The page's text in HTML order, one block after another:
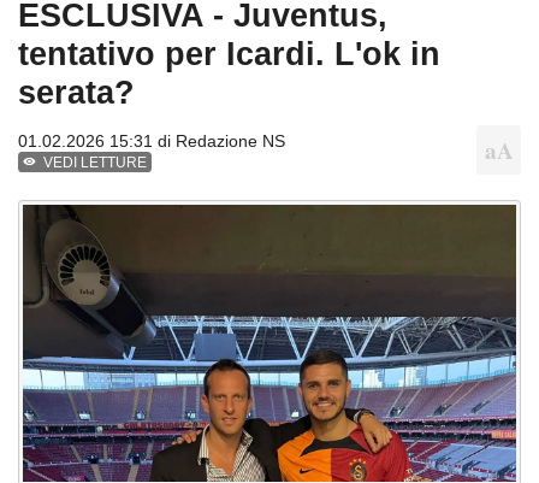
ESCLUSIVA - Juventus,
tentativo per Icardi. L'ok in
serata?
01.02.2026 15:31 di Redazione NS
VEDI LETTURE